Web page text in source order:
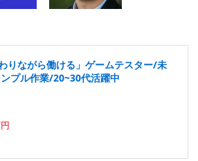
りながら働ける」ゲームテスター/未
プル作業/20~30代活躍中